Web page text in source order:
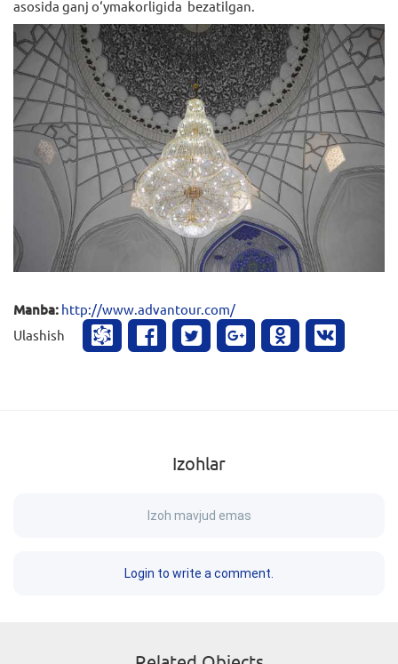
asosida ganj o‘ymakorligida bezatilgan.
Manba: http://www.advantour.com/
Ulashish
Izohlar
Izoh mavjud emas
Login to write a comment.